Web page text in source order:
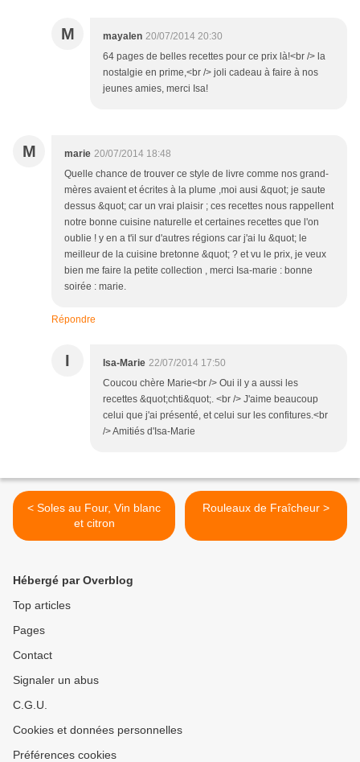
M mayalen 20/07/2014 20:30
64 pages de belles recettes pour ce prix là!<br /> la
nostalgie en prime,<br /> joli cadeau à faire à nos
jeunes amies, merci Isa!
M marie 20/07/2014 18:48
Quelle chance de trouver ce style de livre comme nos grand-
mères avaient et écrites à la plume ,moi ausi &quot; je saute
dessus &quot; car un vrai plaisir ; ces recettes nous rappellent
notre bonne cuisine naturelle et certaines recettes que l'on
oublie ! y en a t'il sur d'autres régions car j'ai lu &quot; le
meilleur de la cuisine bretonne &quot; ? et vu le prix, je veux
bien me faire la petite collection , merci Isa-marie : bonne
soirée : marie.
Répondre
I Isa-Marie 22/07/2014 17:50
Coucou chère Marie<br /> Oui il y a aussi les
recettes &quot;chti&quot;. <br /> J'aime beaucoup
celui que j'ai présenté, et celui sur les confitures.<br
/> Amitiés d'Isa-Marie
< Soles au Four, Vin blanc
et citron
Rouleaux de Fraîcheur >
Hébergé par Overblog
Top articles
Pages
Contact
Signaler un abus
C.G.U.
Cookies et données personnelles
Préférences cookies